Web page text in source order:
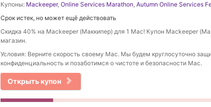
Купоны: Mackeeper, Online Services Marathon, Autumn Online Services
Срок истек, но может ещё действовать
Скидка 40% на Mackeeper (Маккипер) для 1 Mac! Купон Mackeeper
магазин.
Условия: Верните скорость своему Mac. Мы будем круглосуточно
конфиденциальность и позаботимся о чистоте и безопасности Mac.
Открыть купон